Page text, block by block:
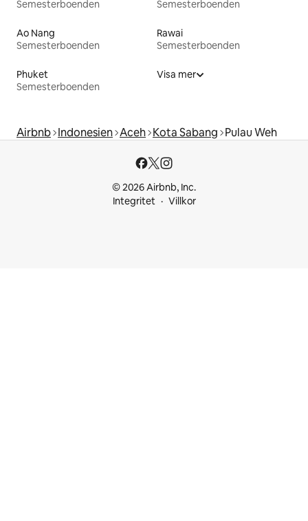
Semesterboenden
Semesterboenden
Ao Nang
Semesterboenden
Rawai
Semesterboenden
Phuket
Semesterboenden
Visa mer
Airbnb Indonesien Aceh Kota Sabang Pulau Weh
© 2026 Airbnb, Inc.
Integritet
Villkor